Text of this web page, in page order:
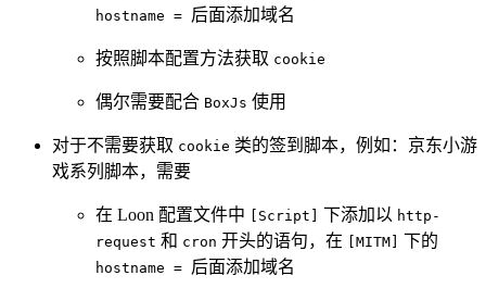
hostname = 后面添加域名
按照脚本配置方法获取 cookie
偶尔需要配合 BoxJs 使用
对于不需要获取 cookie 类的签到脚本，例如：京东小游
戏系列脚本，需要
在 Loon 配置文件中 [Script] 下添加以 http-
request 和 cron 开头的语句，在 [MITM] 下的
hostname = 后面添加域名